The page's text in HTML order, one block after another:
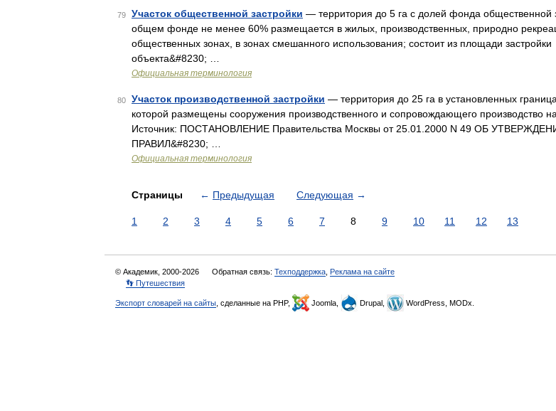
79 Участок общественной застройки — территория до 5 га с долей фонда общественной
общем фонде не менее 60% размещается в жилых, производственных, природно
общественных зонах, в зонах смешанного использования; состоит из площади застройки
объекта&#8230; …
Официальная терминология
80 Участок производственной застройки — территория до 25 га в установленных
которой размещены сооружения производственного и сопровождающего производство
Источник: ПОСТАНОВЛЕНИЕ Правительства Москвы от 25.01.2000 N 49 ОБ
ПРАВИЛ&#8230; …
Официальная терминология
Страницы ← Предыдущая Следующая →
1 2 3 4 5 6 7 8 9 10 11 12 13
© Академик, 2000-2026 Обратная связь: Техподдержка Реклама на сайте
👣 Путешествия
Экспорт словарей на сайты , сделанные на PHP, Joomla, Drupal, WordPress, MODx.